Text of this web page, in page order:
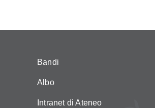
Bandi
Albo
Intranet di Ateneo